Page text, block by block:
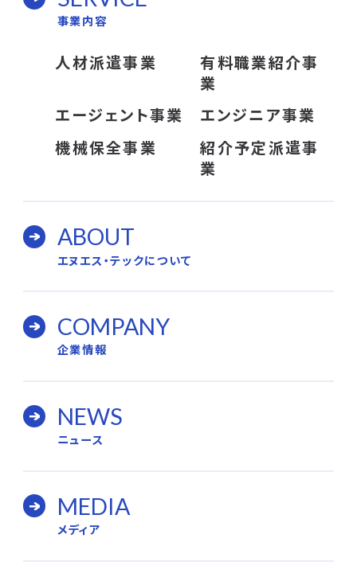
事業内容
人材派遣事業
有料職業紹介事
業
エージェント事業
エンジニア事業
機械保全事業
紹介予定派遣事
業
ABOUT
エヌエス・テックについて
COMPANY
企業情報
NEWS
ニュース
MEDIA
メディア